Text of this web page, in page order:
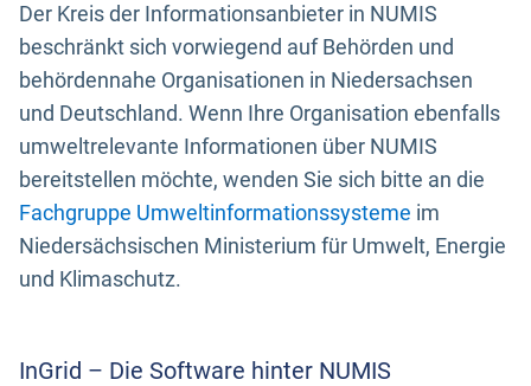
Der Kreis der Informationsanbieter in NUMIS
beschränkt sich vorwiegend auf Behörden und
behördennahe Organisationen in Niedersachsen
und Deutschland. Wenn Ihre Organisation ebenfalls
umweltrelevante Informationen über NUMIS
bereitstellen möchte, wenden Sie sich bitte an die
Fachgruppe Umweltinformationssysteme im
Niedersächsischen Ministerium für Umwelt, Energie
und Klimaschutz.
InGrid – Die Software hinter NUMIS